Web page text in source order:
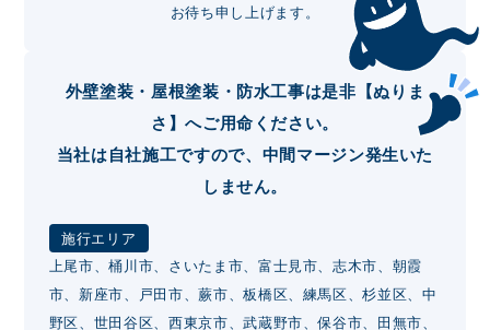
お待ち申し上げます。
外壁塗装・屋根塗装・防水工事は是非【ぬりま
さ】へご用命ください。
当社は自社施工ですので、中間マージン発生いた
しません。
施行エリア
上尾市、桶川市、さいたま市、富士見市、志木市、朝霞
市、新座市、戸田市、蕨市、板橋区、練馬区、杉並区、中
野区、世田谷区、西東京市、武蔵野市、保谷市、田無市、